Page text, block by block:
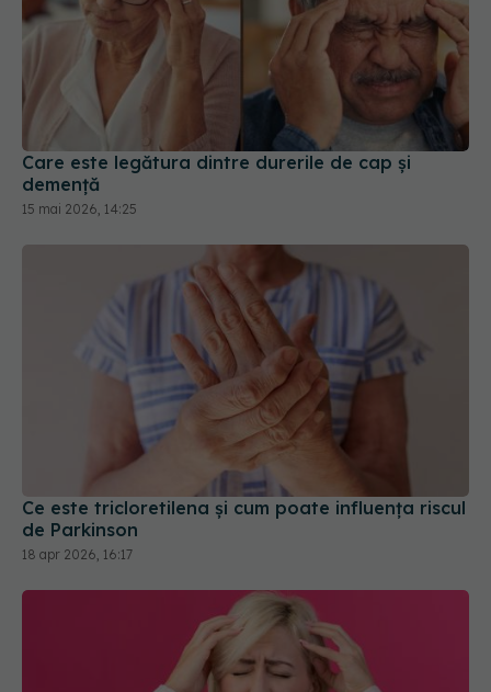
Care este legătura dintre durerile de cap și
demență
15 mai 2026, 14:25
Ce este tricloretilena și cum poate influența riscul
de Parkinson
18 apr 2026, 16:17